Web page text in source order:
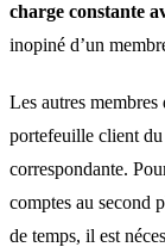
charge constante
inopiné d’un
Les autres
portefeuille client
correspondante.
comptes au second
de temps, il est